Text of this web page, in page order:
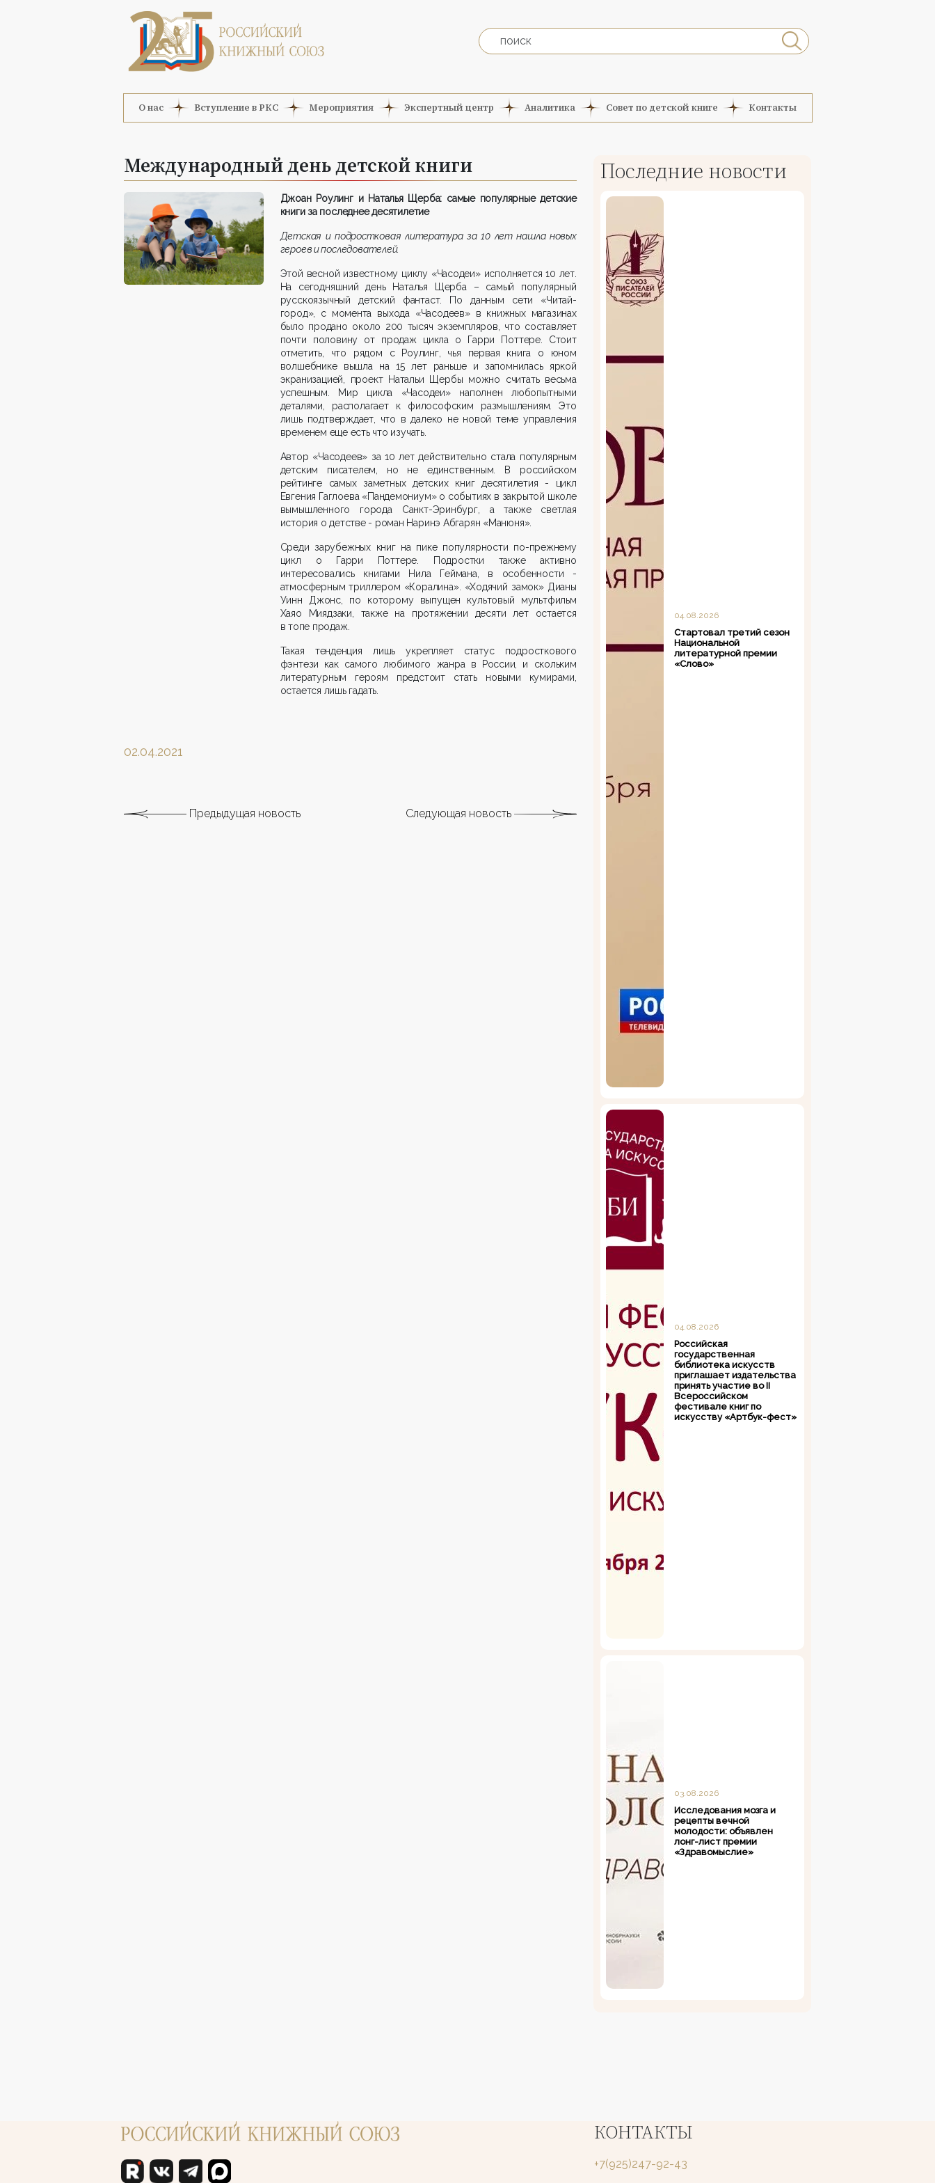
О нас Вступление в РКС Мероприятия Экспертный центр Аналитика Совет по детской книге Контакты
Международный день детской книги
Джоан Роулинг и Наталья Щерба: самые популярные детские
книги за последнее десятилетие
Детская и подростковая литература за 10 лет нашла новых
героев и последователей.
Этой весной известному циклу «Часодеи» исполняется 10 лет.
На сегодняшний день Наталья Щерба – самый популярный
русскоязычный детский фантаст. По данным сети «Читай-
город», с момента выхода «Часодеев» в книжных магазинах
было продано около 200 тысяч экземпляров, что составляет
почти половину от продаж цикла о Гарри Поттере. Стоит
отметить, что рядом с Роулинг, чья первая книга о юном
волшебнике вышла на 15 лет раньше и запомнилась яркой
экранизацией, проект Натальи Щербы можно считать весьма
успешным. Мир цикла «Часодеи» наполнен любопытными
деталями, располагает к философским размышлениям. Это
лишь подтверждает, что в далеко не новой теме управления
временем еще есть что изучать.
Автор «Часодеев» за 10 лет действительно стала популярным
детским писателем, но не единственным. В российском
рейтинге самых заметных детских книг десятилетия - цикл
Евгения Гаглоева «Пандемониум» о событиях в закрытой школе
вымышленного города Санкт-Эринбург, а также светлая
история о детстве - роман Наринэ Абгарян «Манюня».
Среди зарубежных книг на пике популярности по-прежнему
цикл о Гарри Поттере. Подростки также активно
интересовались книгами Нила Геймана, в особенности -
атмосферным триллером «Коралина». «Ходячий замок» Дианы
Уинн Джонс, по которому выпущен культовый мультфильм
Хаяо Миядзаки, также на протяжении десяти лет остается
в топе продаж.
Такая тенденция лишь укрепляет статус подросткового
фэнтези как самого любимого жанра в России, и скольким
литературным героям предстоит стать новыми кумирами,
остается лишь гадать.
02.04.2021
Предыдущая новость Следующая новость
Последние новости
04.08.2026
Стартовал третий сезон
Национальной
литературной премии
«Слово»
04.08.2026
Российская
государственная
библиотека искусств
приглашает издательства
принять участие во II
Всероссийском
фестивале книг по
искусству «Артбук-фест»
03.08.2026
Исследования мозга и
рецепты вечной
молодости: объявлен
лонг-лист премии
«Здравомыслие»
КОНТАКТЫ
+7(925)247-92-43